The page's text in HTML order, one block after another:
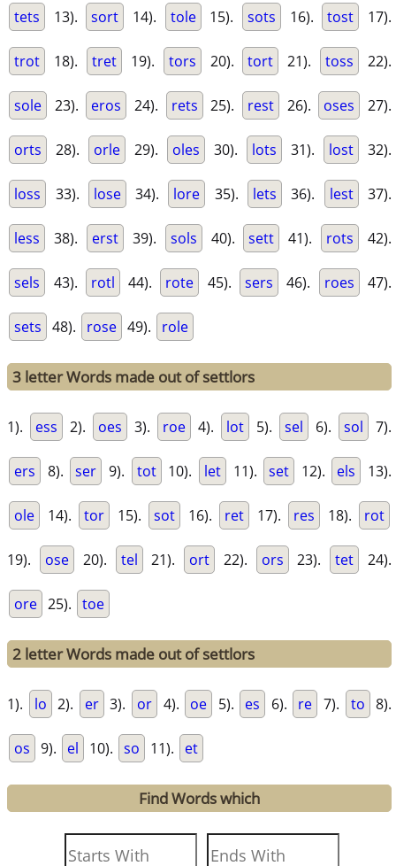
tets 13). sort 14). tole 15). sots 16). tost 17).
trot 18). tret 19). tors 20). tort 21). toss 22).
sole 23). eros 24). rets 25). rest 26). oses 27).
orts 28). orle 29). oles 30). lots 31). lost 32).
loss 33). lose 34). lore 35). lets 36). lest 37).
less 38). erst 39). sols 40). sett 41). rots 42).
sels 43). rotl 44). rote 45). sers 46). roes 47).
sets 48). rose 49). role
3 letter Words made out of settlors
1). ess 2). oes 3). roe 4). lot 5). sel 6). sol 7).
ers 8). ser 9). tot 10). let 11). set 12). els 13).
ole 14). tor 15). sot 16). ret 17). res 18). rot
19). ose 20). tel 21). ort 22). ors 23). tet 24).
ore 25). toe
2 letter Words made out of settlors
1). lo 2). er 3). or 4). oe 5). es 6). re 7). to 8).
os 9). el 10). so 11). et
Find Words which